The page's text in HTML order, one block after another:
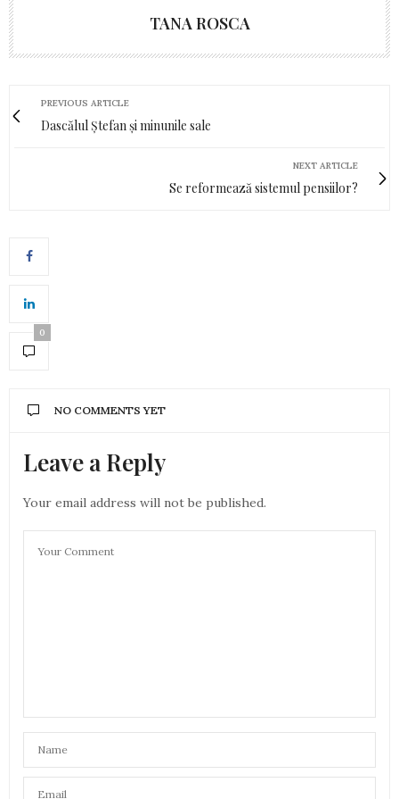
TANA ROSCA
PREVIOUS ARTICLE
Dascălul Ștefan și minunile sale
NEXT ARTICLE
Se reformează sistemul pensiilor?
0
NO COMMENTS YET
Leave a Reply
Your email address will not be published.